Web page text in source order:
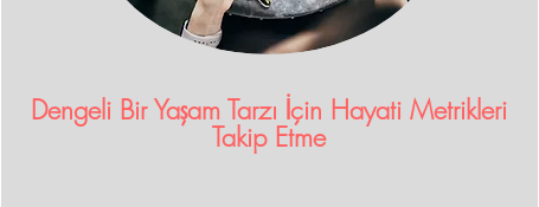
Dengeli Bir Yaşam Tarzı İçin Hayati Metrikleri
Takip Etme